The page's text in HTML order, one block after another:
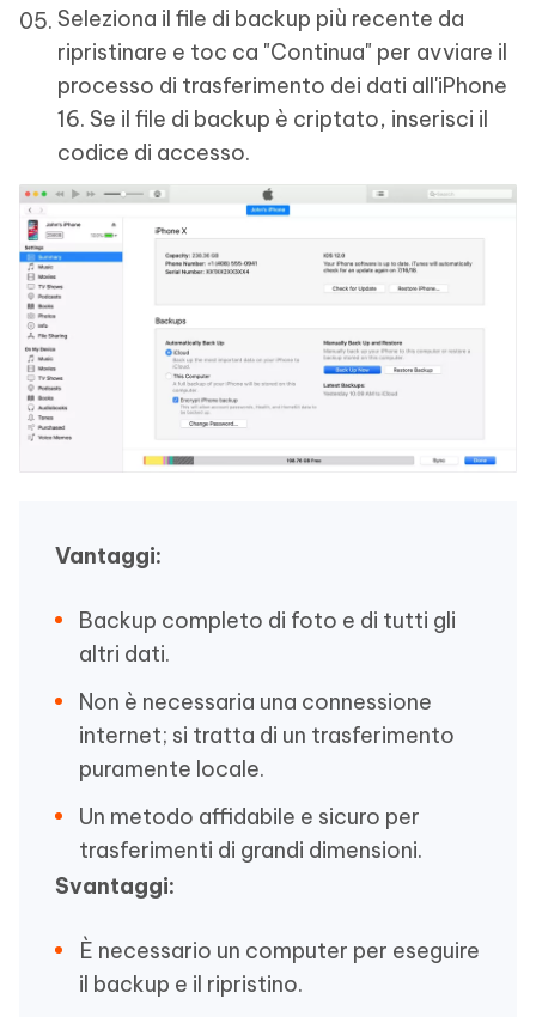
Seleziona il file di backup più recente da
ripristinare e toc ca "Continua" per avviare il
processo di trasferimento dei dati all'iPhone
16. Se il file di backup è criptato, inserisci il
codice di accesso.
Vantaggi:
Backup completo di foto e di tutti gli
altri dati.
Non è necessaria una connessione
internet; si tratta di un trasferimento
puramente locale.
Un metodo affidabile e sicuro per
trasferimenti di grandi dimensioni.
Svantaggi:
È necessario un computer per eseguire
il backup e il ripristino.